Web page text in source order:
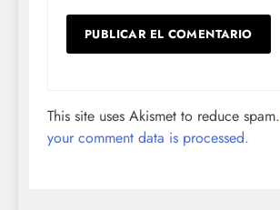
This site uses Akismet to reduce spam.
your comment data is processed.